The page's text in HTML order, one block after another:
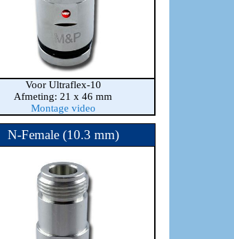
Voor Ultraflex-10
Afmeting: 21 x 46 mm
Montage video
N-Female (10.3 mm)